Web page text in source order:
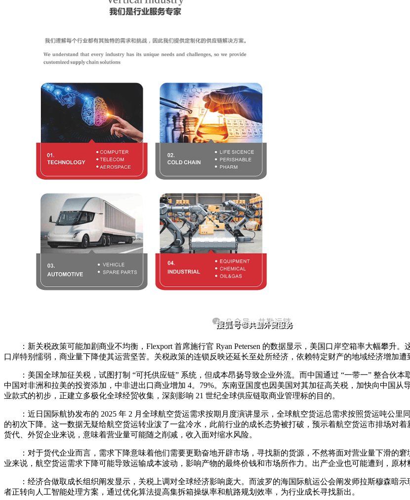
：新关税政策可能加剧商业不均衡，Flexport 首席施行官 Ryan Petersen 的数据显示，美国口岸空箱率大幅攀升
口岸特别懦弱，商业量下降使其运营坚苦。关税政策的连锁反映还延长至处所经济，依赖特定财产的地域经济增加遭
：美国全球加征关税，试图打制 “可托供应链” 系统，但成本昂扬导致企业外流。而中国通过 “一带一” 整合伙本
中国对非洲和拉美的投资添加，中非进出口商业增加 4。79%。东南亚国度也因美国对其加征高关税，加快向中国
业款式的初步，正建立多极化全球经贸收集，深刻影响 21 世纪全球供应链取商业管理标的目的。
：近日国际航协发布的 2025 年 2 月全球航空货运需求按期月度演讲显示，全球航空货运总需求按照货运吨公里
的初次下降。这一数据无疑给航空货运转业泼了一盆冷水，此前行业的成长态势被打破，预示着航空货运市排场对
货代、外贸企业来说，意味着营业量可能随之削减，收入面对缩水风险。
：对于货代企业而言，需求下降意味着他们需要更勤奋地开辟市场，寻找新的货源，不然将面对营业量下滑的窘
业来说，航空货运需求下降可能导致运输成本波动，影响产物的最终价钱和市场所作力。出产企业也可能遭到，原
：经济合做取成长组织阐发显示，关税上调对全球经济影响庞大。而波罗的海国际航运公会阐发师拉斯穆森暗示
者正转向人工智能处理方案，通过优化算法提高集拆箱操纵率和航路规划效率，为行业成长寻找新出。